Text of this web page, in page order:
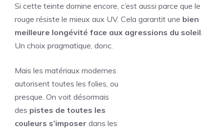
Si cette teinte domine encore, c’est aussi parce que le
rouge résiste le mieux aux UV. Cela garantit une bien
meilleure longévité face aux agressions du soleil.
Un choix pragmatique, donc.
Mais les matériaux modernes
autorisent toutes les folies, ou
presque. On voit désormais
des pistes de toutes les
couleurs s’imposer dans les